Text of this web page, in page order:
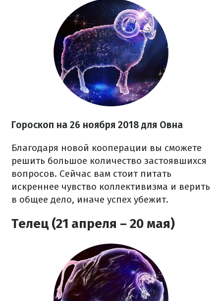
Гороскоп на 26 ноября 2018 для Овна
Благодаря новой кооперации вы сможете
решить большое количество застоявшихся
вопросов. Сейчас вам стоит питать
искреннее чувство коллективизма и верить
в общее дело, иначе успех убежит.
Телец (21 апреля – 20 мая)